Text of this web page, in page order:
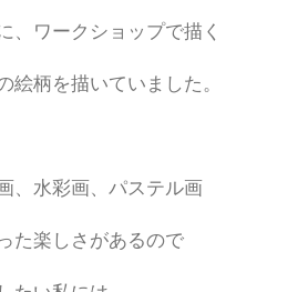
、ワークショップで描く
絵柄を描いていました。
、水彩画、パステル画
た楽しさがあるので